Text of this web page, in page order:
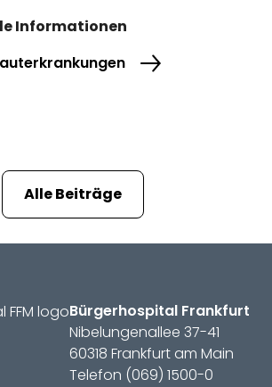
Informationen
Alle Beiträge
Bürger­hospital Frankfurt
Nibelungenallee 37-41
60318 Frankfurt am Main
Telefon (069) 1500-0